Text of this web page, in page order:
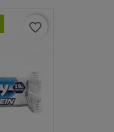
favorite_border